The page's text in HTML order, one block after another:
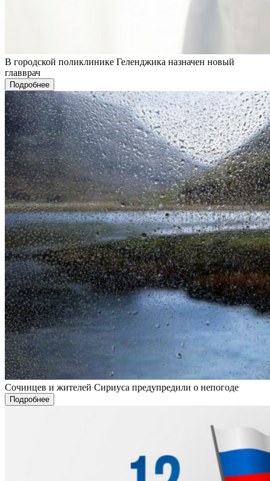
В городской поликлинике Геленджика назначен новый
главврач
Подробнее
Сочинцев и жителей Сириуса предупредили о непогоде
Подробнее